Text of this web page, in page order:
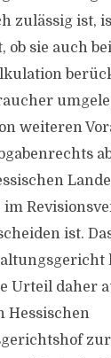
zulässig ist,
ob sie auch
weiteren
im
ist.
Urteil daher
Hessischen